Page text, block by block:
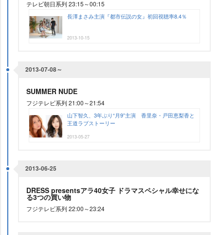
テレビ朝日系列 23:15～00:15
長澤まさみ主演『都市伝説の女』初回視聴率8.4％
2013-10-15
2013-07-08～
SUMMER NUDE
フジテレビ系列 21:00～21:54
山下智久、3年ぶり“月9”主演 香里奈・戸田恵梨香と
王道ラブストーリー
2013-05-27
2013-06-25
DRESS presentsアラ40女子 ドラマスペシャル幸せにな
る3つの買い物
フジテレビ系列 22:00～23:24